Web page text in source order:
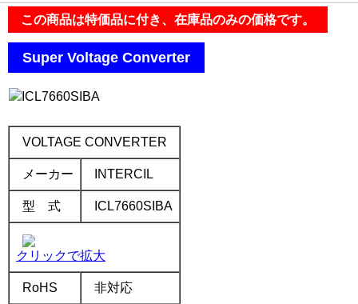
この商品は特価品に付き、在庫品のみの価格です。
Super Voltage Converter
.
VOLTAGE CONVERTER
メーカー INTERCIL
型 式 ICL7660SIBA
クリックで拡大
RoHS 非対応